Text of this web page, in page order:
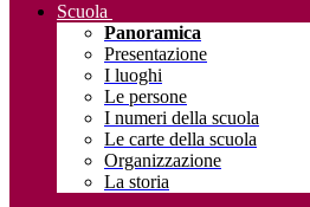
Scuola
Panoramica
Presentazione
I luoghi
Le persone
I numeri della scuola
Le carte della scuola
Organizzazione
La storia